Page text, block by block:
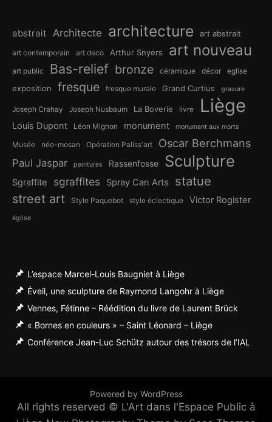
abstrait Architecte architecture art abstrait
art contemporain art deco Arthur Snyers art nouveau
art public Bas-relief bronze céramique décor eglise
exposition fresque fresque murale Grand Curtius gravure
Joseph Crahay Joseph Nusbaum La Boverie livre Liège
Louis Dupont Léon Mignon monument monument aux morts
Musée néo-mosan Opération Paliss'art Oscar Berchmans
Paul Jaspar peintures Rassenfosse Sculpture
Sgraffite sgraffites Spray Can Arts statue
street art Style Paquebot style éclectique Victor Rogister
église
L’espace Marcel-Louis Baugniet à Liège
Éveil, une sculpture de Raymond Langohr à Liège
Vennes, Fétinne – Réédition du livre de Laurent Brück
« Bornes en couleurs » – Saint Léonard – Liège
Conférence Jean-Luc Schütz autour des trésors de l’IAL
Powered by WordPress
All rights reserved © L'Art dans l'Espace Public à